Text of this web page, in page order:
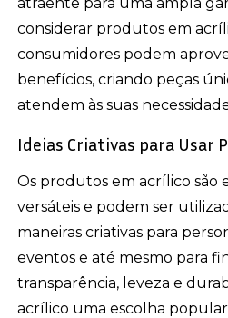
considerar produtos em
consumidores podem
benefícios, criando peças
atendem às suas
Ideias Criativas para Usar
Os produtos em acrílico são
versáteis e podem ser
maneiras criativas para
eventos e até mesmo para
transparência, leveza e
acrílico uma escolha popular